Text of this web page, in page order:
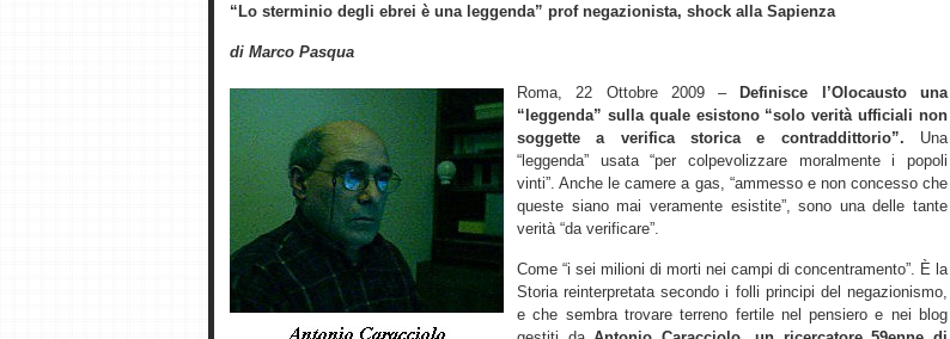
“Lo sterminio degli ebrei è una leggenda” prof negazionista, shock alla Sapienza
di Marco Pasqua
Roma, 22 Ottobre 2009 –
Definisce l’Olocausto una
“leggenda” sulla quale esistono “solo verità ufficiali non
soggette a verifica storica e contraddittorio”. Una
“leggenda” usata “per colpevolizzare moralmente i popoli
vinti”. Anche le camere a gas, “ammesso e non concesso che
queste siano mai veramente esistite”, sono una delle tante
verità “da verificare”.
Come “i sei milioni di morti nei campi di concentramento”. È la
Storia reinterpretata secondo i folli principi del negazionismo,
e che sembra trovare terreno fertile nel pensiero e nei blog